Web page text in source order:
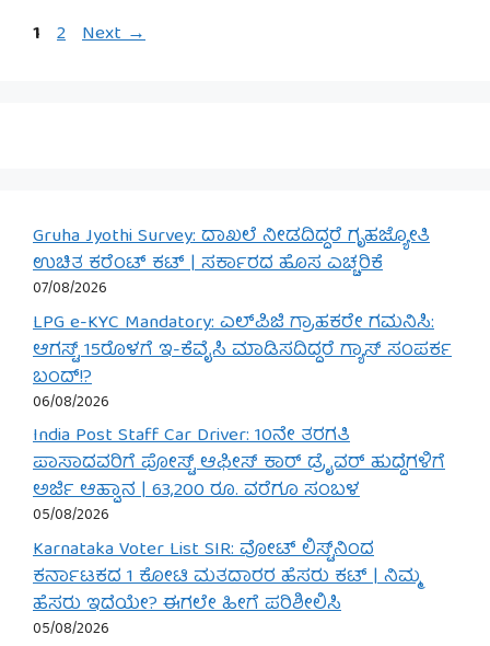
Page
1 Page
2 Next→
Gruha Jyothi Survey: ದಾಖಲೆ ನೀಡದಿದ್ದರೆ ಗೃಹಜ್ಯೋತಿ
ಉಚಿತ ಕರೆಂಟ್ ಕಟ್ | ಸರ್ಕಾರದ ಹೊಸ ಎಚ್ಚರಿಕೆ
07/08/2026
LPG e-KYC Mandatory: ಎಲ್‌ಪಿಜಿ ಗ್ರಾಹಕರೇ ಗಮನಿಸಿ:
ಆಗಸ್ಟ್ 15ರೊಳಗೆ ಇ-ಕೆವೈಸಿ ಮಾಡಿಸದಿದ್ದರೆ ಗ್ಯಾಸ್ ಸಂಪರ್ಕ
ಬಂದ್!?
06/08/2026
India Post Staff Car Driver: 10ನೇ ತರಗತಿ
ಪಾಸಾದವರಿಗೆ ಪೋಸ್ಟ್ ಆಫೀಸ್ ಕಾರ್ ಡ್ರೈವರ್ ಹುದ್ದೆಗಳಿಗೆ
ಅರ್ಜಿ ಆಹ್ವಾನ | 63,200 ರೂ. ವರೆಗೂ ಸಂಬಳ
05/08/2026
Karnataka Voter List SIR: ವೋಟ್ ಲಿಸ್ಟ್‌ನಿಂದ
ಕರ್ನಾಟಕದ 1 ಕೋಟಿ ಮತದಾರರ ಹೆಸರು ಕಟ್ | ನಿಮ್ಮ
ಹೆಸರು ಇದೆಯೇ? ಈಗಲೇ ಹೀಗೆ ಪರಿಶೀಲಿಸಿ
05/08/2026